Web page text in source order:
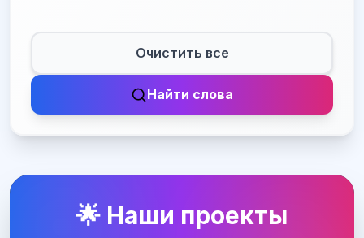
Очистить все
Найти слова
🌟 Наши проекты